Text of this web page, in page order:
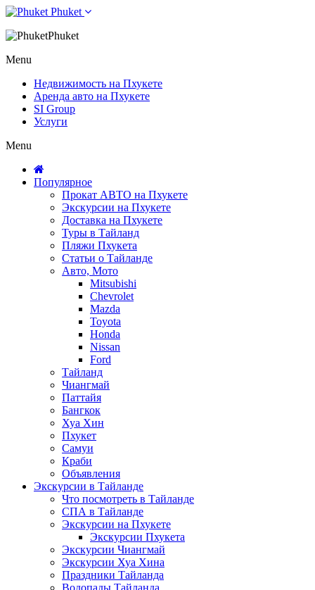
Phuket
Phuket
Menu
Недвижимость на Пхукете
Аренда авто на Пхукете
SI Group
Услуги
Menu
Популярное
Прокат АВТО на Пхукете
Экскурсии на Пхукете
Доставка на Пхукете
Туры в Тайланд
Пляжи Пхукета
Статьи о Тайланде
Авто, Мото
Mitsubishi
Chevrolet
Mazda
Toyota
Honda
Nissan
Ford
Тайланд
Чиангмай
Паттайя
Бангкок
Хуа Хин
Пхукет
Самуи
Краби
Объявления
Экскурсии в Тайланде
Что посмотреть в Тайланде
СПА в Тайланде
Экскурсии на Пхукете
Экскурсии Пхукета
Экскурсии Чиангмай
Экскурсии Хуа Хина
Праздники Тайланда
Водопады Тайланда